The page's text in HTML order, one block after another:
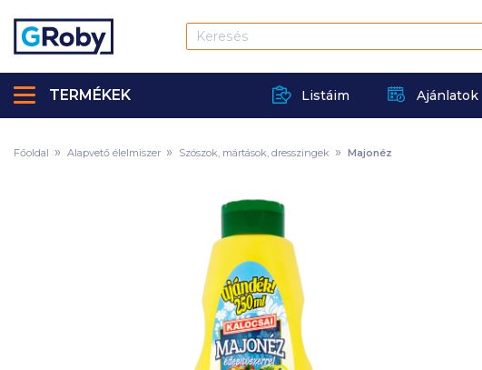
Listáim Ajánlatok
TERMÉKEK
Főoldal Alapvető élelmiszer Szószok, mártások, dresszingek Majonéz